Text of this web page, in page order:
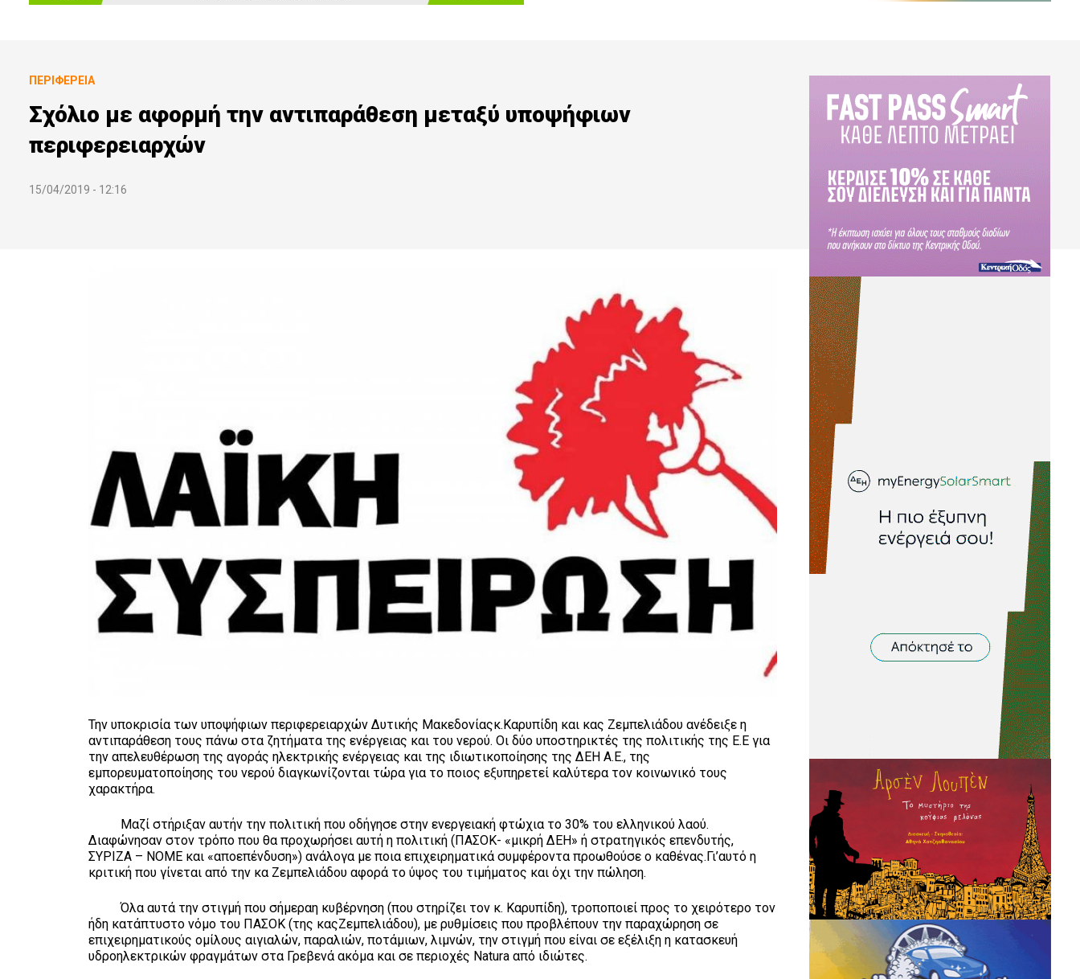
ΠΕΡΙΦΈΡΕΙΑ
Σχόλιο με αφορμή την αντιπαράθεση μεταξύ υποψήφιων
περιφερειαρχών
15/04/2019 - 12:16
Την υποκρισία των υποψήφιων περιφερειαρχών Δυτικής Μακεδονίαςκ.Καρυπίδη και κας Ζεμπελιάδου ανέδειξε η
αντιπαράθεση τους πάνω στα ζητήματα της ενέργειας και του νερού. Οι δύο υποστηρικτές της πολιτικής της Ε.Ε για
την απελευθέρωση της αγοράς ηλεκτρικής ενέργειας και της ιδιωτικοποίησης της ΔΕΗ Α.Ε., της
εμπορευματοποίησης του νερού διαγκωνίζονται τώρα για το ποιος εξυπηρετεί καλύτερα τον κοινωνικό τους
χαρακτήρα.
Μαζί στήριξαν αυτήν την πολιτική που οδήγησε στην ενεργειακή φτώχια το 30% του ελληνικού λαού.
Διαφώνησαν στον τρόπο που θα προχωρήσει αυτή η πολιτική (ΠΑΣΟΚ- «μικρή ΔΕΗ» ή στρατηγικός επενδυτής,
ΣΥΡΙΖΑ – ΝΟΜΕ και «αποεπένδυση») ανάλογα με ποια επιχειρηματικά συμφέροντα προωθούσε ο καθένας.Γι’αυτό η
κριτική που γίνεται από την κα Ζεμπελιάδου αφορά το ύψος του τιμήματος και όχι την πώληση.
Όλα αυτά την στιγμή που σήμεραη κυβέρνηση (που στηρίζει τον κ. Καρυπίδη), τροποποιεί προς το χειρότερο τον
ήδη κατάπτυστο νόμο του ΠΑΣΟΚ (της καςΖεμπελιάδου), με ρυθμίσεις που προβλέπουν την παραχώρηση σε
επιχειρηματικούς ομίλους αιγιαλών, παραλιών, ποτάμιων, λιμνών, την στιγμή που είναι σε εξέλιξη η κατασκευή
υδροηλεκτρικών φραγμάτων στα Γρεβενά ακόμα και σε περιοχές Νatura από ιδιώτες.